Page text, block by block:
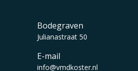
Bodegraven
Julianastraat 50
E-mail
info@vmdkoster.nl